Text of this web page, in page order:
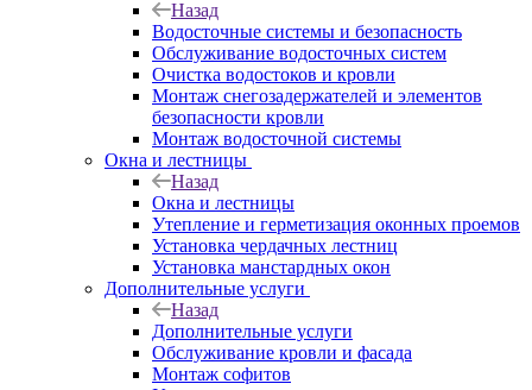
Назад
Водосточные системы и безопасность
Обслуживание водосточных систем
Очистка водостоков и кровли
Монтаж снегозадержателей и элементов
безопасности кровли
Монтаж водосточной системы
Окна и лестницы
Назад
Окна и лестницы
Утепление и герметизация оконных проемов
Установка чердачных лестниц
Установка манстардных окон
Дополнительные услуги
Назад
Дополнительные услуги
Обслуживание кровли и фасада
Монтаж софитов